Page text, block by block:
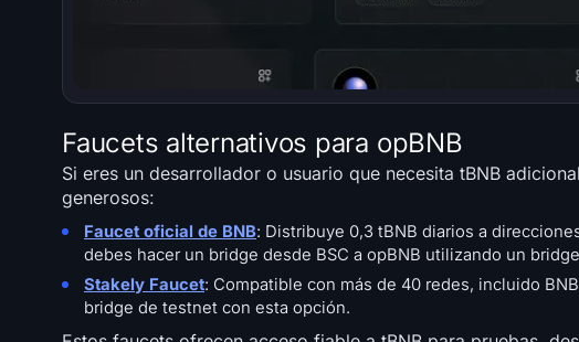
Faucets alternativos para opBNB
Si eres un desarrollador o usuario que necesita tBNB
generosos:
Faucet oficial de BNB: Distribuye 0,3 tBNB diarios a
debes hacer un bridge desde BSC a opBNB utilizando un
Stakely Faucet: Compatible con más de 40 redes, incluido
bridge de testnet con esta opción.